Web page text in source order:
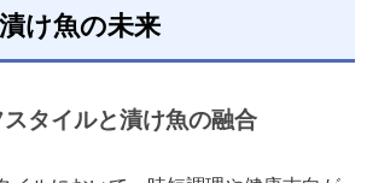
け魚の未来
タイルと漬け魚の融合